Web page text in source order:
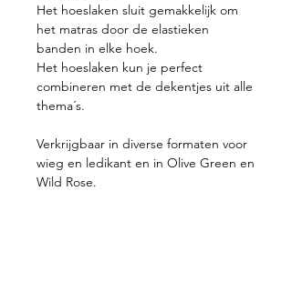
Het hoeslaken sluit gemakkelijk om
het matras door de elastieken
banden in elke hoek.
Het hoeslaken kun je perfect
combineren met de dekentjes uit alle
thema´s.
Verkrijgbaar in diverse formaten voor
wieg en ledikant en in Olive Green en
Wild Rose.